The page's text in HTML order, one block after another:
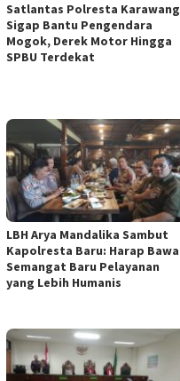
Satlantas Polresta Karawang
Sigap Bantu Pengendara
Mogok, Derek Motor Hingga
SPBU Terdekat
LBH Arya Mandalika Sambut
Kapolresta Baru: Harap Bawa
Semangat Baru Pelayanan
yang Lebih Humanis